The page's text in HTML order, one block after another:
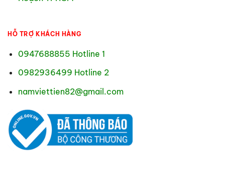
HỖ TRỢ KHÁCH HÀNG
0947688855 Hotline 1
0982936499 Hotline 2
namviettien82@gmail.com